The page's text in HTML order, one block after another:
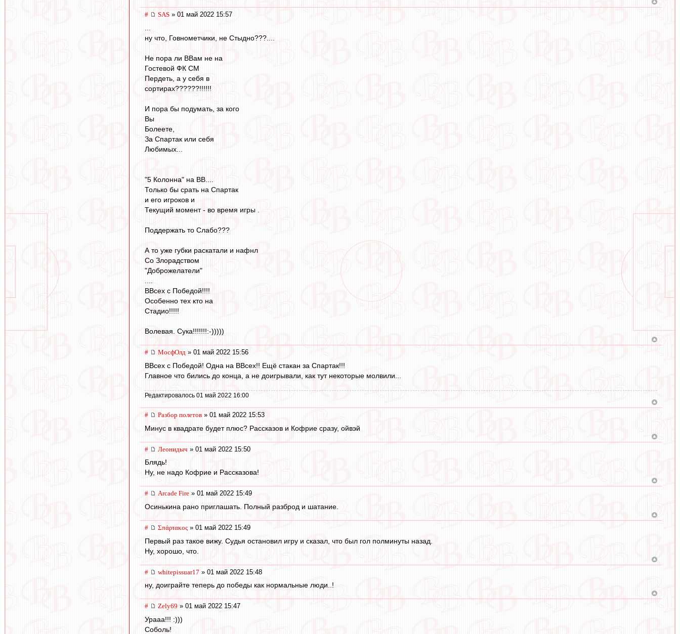
# SAS » 01 май 2022 15:57
ну что, Говнометчики, не Стыдно???....
Не пора ли ВВам не на
Гостевой ФК СМ
Пердеть, а у себя в
сортирах??????!!!!!!
И пора бы подумать, за кого
Вы
Болеете,
За Спартак или себя
Любимых...
"5 Колонна" на ВВ....
Только бы срать на Спартак
и его игроков и
Текущий момент - во время игры .
Поддержать то Слабо???
А то уже губки раскатали и нафнл
Со Злорадством
"Доброжелатели"
ВВсех с Победой!!!!
Особенно тех кто на
Стадио!!!!!
Волевая. Сука!!!!!!!:-)))))
# МосфОлд » 01 май 2022 15:56
ВВсех с Победой! Одна на ВВсех!! Ещё стакан за Спартак!!!
Главное что бились до конца, а не доигрывали, как тут некоторые молвили...
Редактировалось 01 май 2022 16:00
# Разбор полетов » 01 май 2022 15:53
Минус в квадрате будет плюс? Рассказов и Кофрие сразу, ойвэй
# Леонидыч » 01 май 2022 15:50
Блядь!
Ну, не надо Кофрие и Рассказова!
# Arcade Fire » 01 май 2022 15:49
Осинькина рано приглашать. Полный разброд и шатание.
# Σπάρτακος » 01 май 2022 15:49
Первый раз такое вижу. Судья остановил игру и сказал, что был гол полминуты назад.
Ну, хорошо, что.
# whitepissuar17 » 01 май 2022 15:48
ну, доиграйте теперь до победы как нормальные люди..!
# Zely69 » 01 май 2022 15:47
Урааа!!! :)))
Соболь!